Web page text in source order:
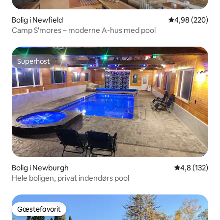
Bolig i Newfield 4,98 ud af 5 i
4,98 (220)
Camp S'mores – moderne A-hus med pool
Superhost
Superhost
Bolig i Newburgh 4,8 ud af 5 i
4,8 (132)
Hele boligen, privat indendørs pool
Gæstefavorit
Gæstefavorit